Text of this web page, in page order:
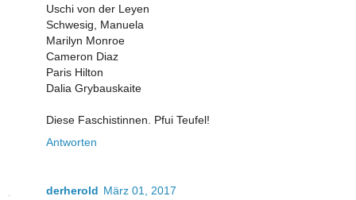
Uschi von der Leyen
Schwesig, Manuela
Marilyn Monroe
Cameron Diaz
Paris Hilton
Dalia Grybauskaite
Diese Faschistinnen. Pfui Teufel!
Antworten
derherold März 01, 2017